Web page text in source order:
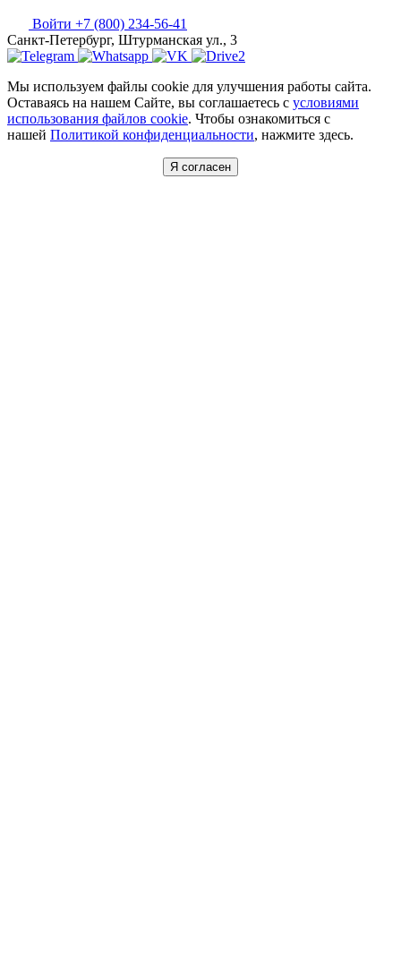
Войти +7 (800) 234-56-41
Санкт-Петербург, Штурманская ул., 3
Мы используем файлы cookie для улучшения работы сайта.
Оставаясь на нашем Сайте, вы соглашаетесь с условиями
использования файлов cookie. Чтобы ознакомиться с
нашей Политикой конфиденциальности, нажмите здесь.
Я согласен